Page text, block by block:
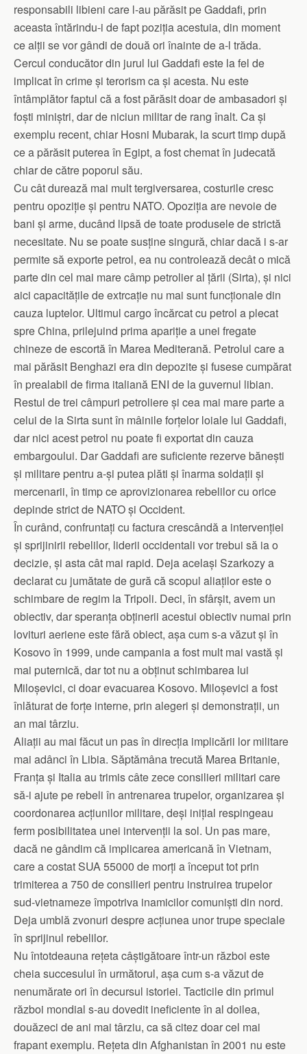
responsabili libieni care l-au părăsit pe Gaddafi, prin
aceasta întărindu-i de fapt poziția acestuia, din moment
ce alții se vor gândi de două ori înainte de a-l trăda.
Cercul conducător din jurul lui Gaddafi este la fel de
implicat în crime și terorism ca și acesta. Nu este
întâmplător faptul că a fost părăsit doar de ambasadori și
foști miniștri, dar de niciun militar de rang înalt. Ca și
exemplu recent, chiar Hosni Mubarak, la scurt timp după
ce a părăsit puterea în Egipt, a fost chemat în judecată
chiar de către poporul său.
Cu cât durează mai mult tergiversarea, costurile cresc
pentru opoziție și pentru NATO. Opoziția are nevoie de
bani și arme, ducând lipsă de toate produsele de strictă
necesitate. Nu se poate susține singură, chiar dacă i s-ar
permite să exporte petrol, ea nu controlează decât o mică
parte din cel mai mare câmp petrolier al țării (Sirta), și nici
aici capacitățile de extrcație nu mai sunt funcționale din
cauza luptelor. Ultimul cargo încărcat cu petrol a plecat
spre China, prilejuind prima apariție a unei fregate
chineze de escortă în Marea Mediterană. Petrolul care a
mai părăsit Benghazi era din depozite și fusese cumpărat
în prealabil de firma italiană ENI de la guvernul libian.
Restul de trei câmpuri petroliere și cea mai mare parte a
celui de la Sirta sunt în mâinile forțelor loiale lui Gaddafi,
dar nici acest petrol nu poate fi exportat din cauza
embargoului. Dar Gaddafi are suficiente rezerve bănești
și militare pentru a-și putea plăti și înarma soldații și
mercenarii, în timp ce aprovizionarea rebelilor cu orice
depinde strict de NATO și Occident.
În curând, confruntați cu factura crescândă a intervenției
și sprijinirii rebelilor, liderii occidentali vor trebui să ia o
decizie, și asta cât mai rapid. Deja același Szarkozy a
declarat cu jumătate de gură că scopul aliaților este o
schimbare de regim la Tripoli. Deci, în sfârșit, avem un
obiectiv, dar speranța obținerii acestui obiectiv numai prin
lovituri aeriene este fără obiect, așa cum s-a văzut și în
Kosovo în 1999, unde campania a fost mult mai vastă și
mai puternică, dar tot nu a obținut schimbarea lui
Miloșevici, ci doar evacuarea Kosovo. Miloșevici a fost
înlăturat de forțe interne, prin alegeri și demonstrații, un
an mai târziu.
Aliații au mai făcut un pas în direcția implicării lor militare
mai adânci în Libia. Săptămâna trecută Marea Britanie,
Franța și Italia au trimis câte zece consilieri militari care
să-i ajute pe rebeli în antrenarea trupelor, organizarea și
coordonarea acțiunilor militare, deși inițial respingeau
ferm posibilitatea unei intervenții la sol. Un pas mare,
dacă ne gândim că implicarea americană în Vietnam,
care a costat SUA 55000 de morți a început tot prin
trimiterea a 750 de consilieri pentru instruirea trupelor
sud-vietnameze împotriva inamicilor comuniști din nord.
Deja umblă zvonuri despre acțiunea unor trupe speciale
în sprijinul rebelilor.
Nu întotdeauna rețeta câștigătoare într-un război este
cheia succesului în următorul, așa cum s-a văzut de
nenumărate ori în decursul istoriei. Tacticile din primul
război mondial s-au dovedit ineficiente în al doilea,
douăzeci de ani mai târziu, ca să citez doar cel mai
frapant exemplu. Rețeta din Afghanistan în 2001 nu este